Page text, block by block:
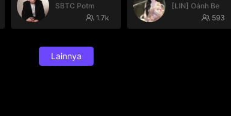
SBTC Potm
1.7k
[LIN] Oánh Be
593
Lainnya